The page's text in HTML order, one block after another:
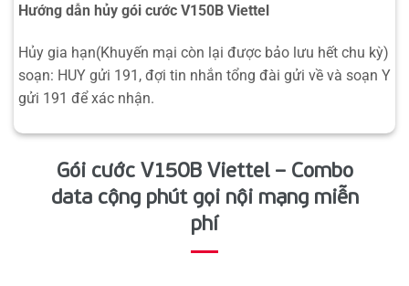
Hướng dẫn hủy gói cước V150B Viettel
Hủy gia hạn(Khuyến mại còn lại được bảo lưu hết chu kỳ)
soạn: HUY gửi 191, đợi tin nhắn tổng đài gửi về và soạn Y
gửi 191 để xác nhận.
Gói cước V150B Viettel – Combo
data cộng phút gọi nội mạng miễn
phí